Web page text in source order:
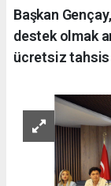
Başkan
destek olmak
ücretsiz